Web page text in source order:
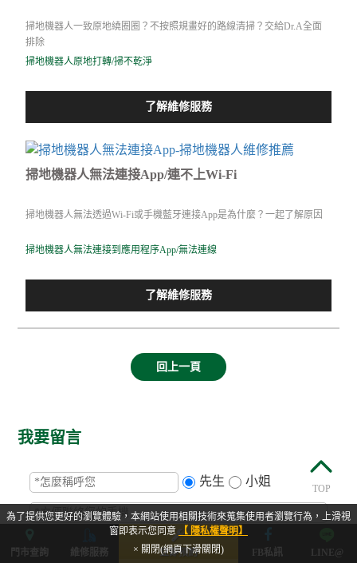
掃地機器人一致原地繞圈圈？不按照規畫好的路線清掃？交給Dr.A全面
排除
掃地機器人原地打轉/掃不乾淨
了解維修服務
掃地機器人無法連接App/連不上Wi-Fi
掃地機器人無法透過Wi-Fi或手機藍牙連接App是為什麼？一起了解原因
掃地機器人無法連接到應用程序App/無法連線
了解維修服務
回上一頁
我要留言
先生 小姐
門市查詢 維修服務 立即預約 FB私訊 LINE@
為了提供您更好的瀏覽體驗，本網站使用相關技術來蒐集使用者瀏覽行為，上滑視
窗即表示您同意【 隱私權聲明】
× 關閉(網頁下滑關閉)
TOP